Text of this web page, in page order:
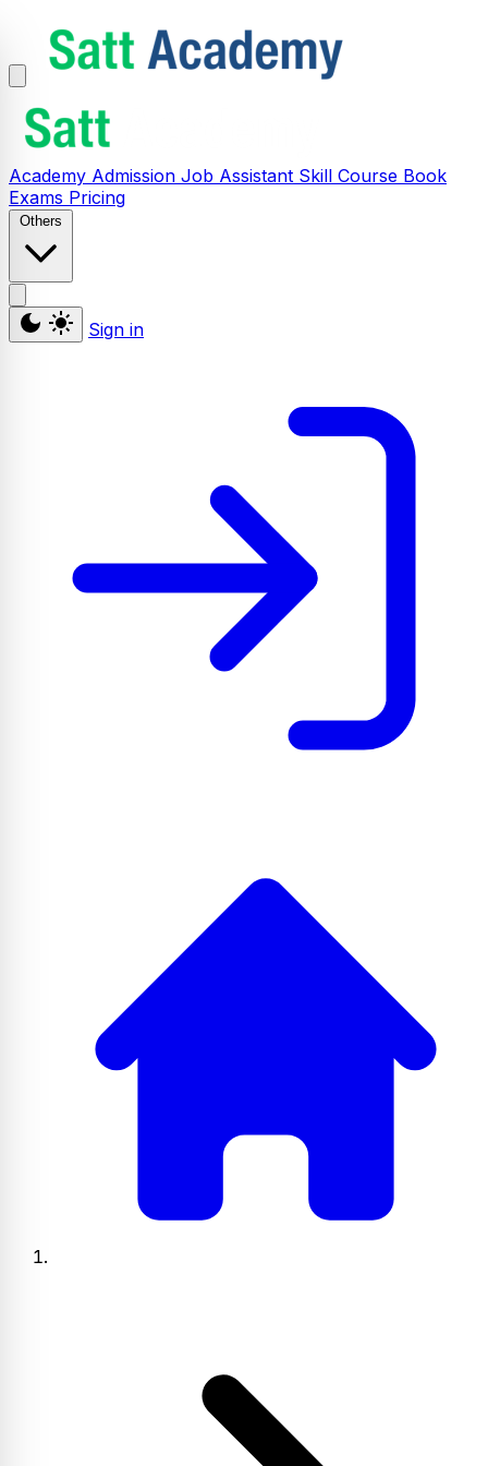
Academy Admission Job Assistant Skill Course Book
Exams Pricing
Others
Sign in